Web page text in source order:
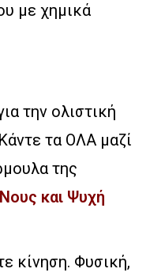
με χημικά
την ολιστική
τα ΟΛΑ μαζί
της
και Ψυχή
κίνηση. Φυσική,